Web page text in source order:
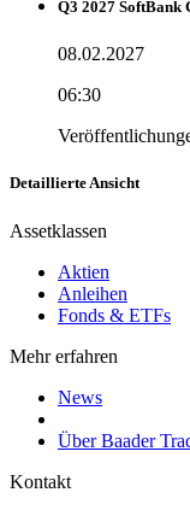
Q3 2027 SoftBank
08.02.2027
06:30
Detaillierte Ansicht
Assetklassen
Aktien
Anleihen
Fonds & ETFs
Mehr erfahren
News
Über Baader
Kontakt